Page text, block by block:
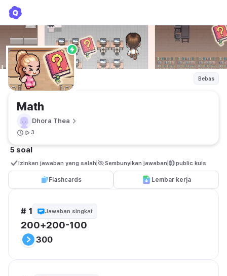
Bebas
Math
Dhora Thea
3
5 soal
Izinkan jawaban yang salah Sembunyikan jawaban public kuis
Flashcards Lembar kerja
# 1 Jawaban singkat
200+200-100
300